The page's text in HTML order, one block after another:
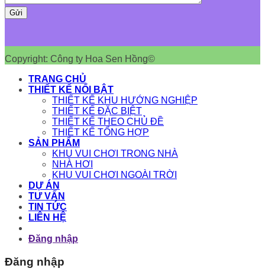
Copyright: Công ty Hoa Sen Hồng©
TRANG CHỦ
THIẾT KẾ NỔI BẬT
THIẾT KẾ KHU HƯỚNG NGHIỆP
THIẾT KẾ ĐẶC BIỆT
THIẾT KẾ THEO CHỦ ĐỀ
THIẾT KẾ TỔNG HỢP
SẢN PHẨM
KHU VUI CHƠI TRONG NHÀ
NHÀ HƠI
KHU VUI CHƠI NGOÀI TRỜI
DỰ ÁN
TƯ VẤN
TIN TỨC
LIÊN HỆ
Đăng nhập
Đăng nhập